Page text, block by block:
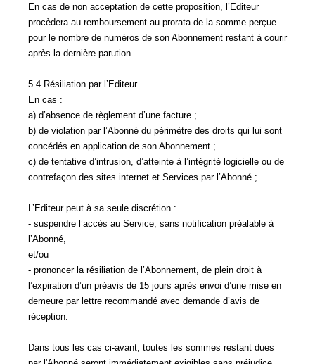
En cas de non acceptation de cette proposition, l’Editeur
procèdera au remboursement au prorata de la somme perçue
pour le nombre de numéros de son Abonnement restant à courir
après la dernière parution.
5.4 Résiliation par l’Editeur
En cas :
a) d’absence de règlement d’une facture ;
b) de violation par l’Abonné du périmètre des droits qui lui sont
concédés en application de son Abonnement ;
c) de tentative d’intrusion, d’atteinte à l’intégrité logicielle ou de
contrefaçon des sites internet et Services par l’Abonné ;
L’Editeur peut à sa seule discrétion :
- suspendre l’accès au Service, sans notification préalable à
l’Abonné,
et/ou
- prononcer la résiliation de l’Abonnement, de plein droit à
l’expiration d’un préavis de 15 jours après envoi d’une mise en
demeure par lettre recommandé avec demande d’avis de
réception.
Dans tous les cas ci-avant, toutes les sommes restant dues